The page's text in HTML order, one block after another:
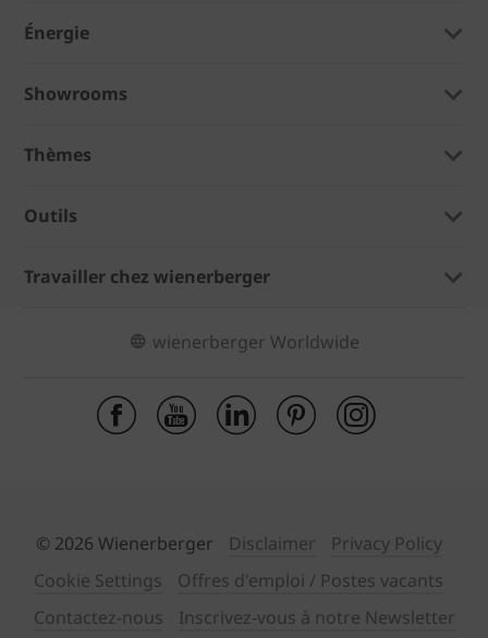
Énergie
Showrooms
Thèmes
Outils
Travailler chez wienerberger
wienerberger Worldwide
© 2026 Wienerberger Disclaimer
Privacy Policy
Cookie Settings
Offres d'emploi / Postes vacants
Contactez-nous
Inscrivez-vous à notre Newsletter